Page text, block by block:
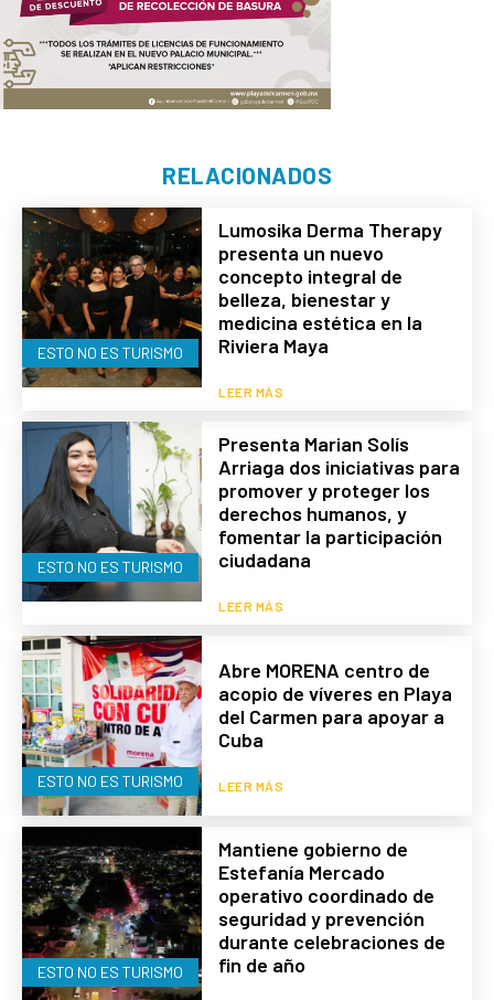
RELACIONADOS
ESTO NO ES TURISMO
Lumosika Derma Therapy
presenta un nuevo
concepto integral de
belleza, bienestar y
medicina estética en la
Riviera Maya
LEER MÁS
ESTO NO ES TURISMO
Presenta Marian Solís
Arriaga dos iniciativas para
promover y proteger los
derechos humanos, y
fomentar la participación
ciudadana
LEER MÁS
ESTO NO ES TURISMO
Abre MORENA centro de
acopio de víveres en Playa
del Carmen para apoyar a
Cuba
LEER MÁS
ESTO NO ES TURISMO
Mantiene gobierno de
Estefanía Mercado
operativo coordinado de
seguridad y prevención
durante celebraciones de
fin de año